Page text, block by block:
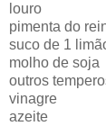
louro
pimenta do
suco de 1
molho de soja
outros
vinagre
azeite